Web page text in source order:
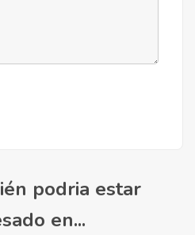
podria estar
en...